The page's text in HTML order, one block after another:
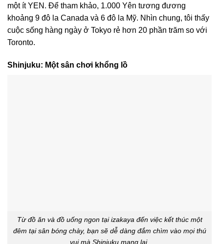
một ít YEN. Để tham khảo, 1.000 Yên tương đương
khoảng 9 đô la Canada và 6 đô la Mỹ. Nhìn chung, tôi thấy
cuộc sống hàng ngày ở Tokyo rẻ hơn 20 phần trăm so với
Toronto.
Shinjuku: Một sân chơi khổng lồ
Từ đồ ăn và đồ uống ngon tại izakaya đến việc kết thúc một
đêm tại sân bóng chày, bạn sẽ dễ dàng đắm chìm vào mọi thú
vui mà Shinjuku mang lại.